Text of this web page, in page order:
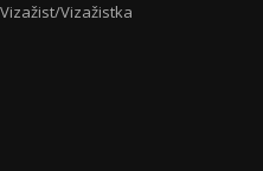
Vizažistka